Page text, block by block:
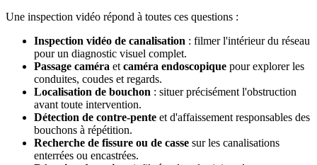
Une inspection vidéo répond à toutes ces questions :
Inspection vidéo de canalisation : filmer l'intérieur du réseau
pour un diagnostic visuel complet.
Passage caméra et caméra endoscopique pour explorer les
conduites, coudes et regards.
Localisation de bouchon : situer précisément l'obstruction
avant toute intervention.
Détection de contre-pente et d'affaissement responsables des
bouchons à répétition.
Recherche de fissure ou de casse sur les canalisations
enterrées ou encastrées.